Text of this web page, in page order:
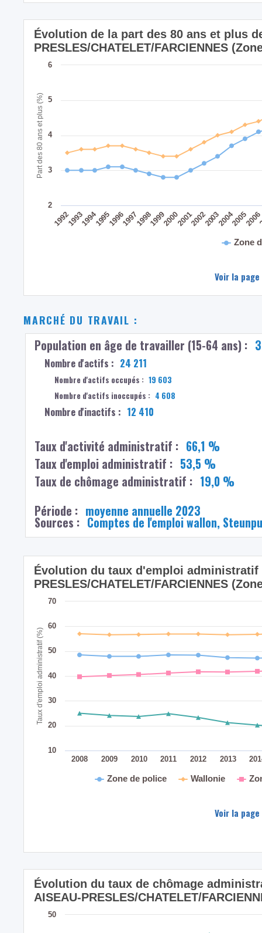
Part des 80 ans et plus (%)
Évolution de la part des 80 ans et plus
PRESLES/CHATELET/FARCIENNES
Zone
199219931994199519961997199819992000200120022003200420052006
2
3
4
5
6
Voir la
MARCHÉ DU TRAVAIL :
Population en âge de travailler (15-64 ans) :
Nombre d'actifs : 24 211
Nombre d'actifs occupés : 19 603
Nombre d'actifs inoccupés : 4 608
Nombre d'inactifs : 12 410
Taux d'activité administratif : 66,1 %
Taux d'emploi administratif : 53,5 %
Taux de chômage administratif : 19,0 %
Période : moyenne annuelle 2023
Sources : Comptes de l'emploi wallon,
Taux d'emploi administratif (%)
Évolution du taux d'emploi administratif
PRESLES/CHATELET/FARCIENNES
Zone de police Wallonie
2008 2009 2010 2011 2012 2013
10
20
30
40
50
60
70
Voir la
Évolution du taux de chômage
AISEAU-PRESLES/CHATELET/
50